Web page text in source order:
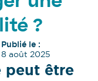
?
Publié le :
8 août 2025
peut être